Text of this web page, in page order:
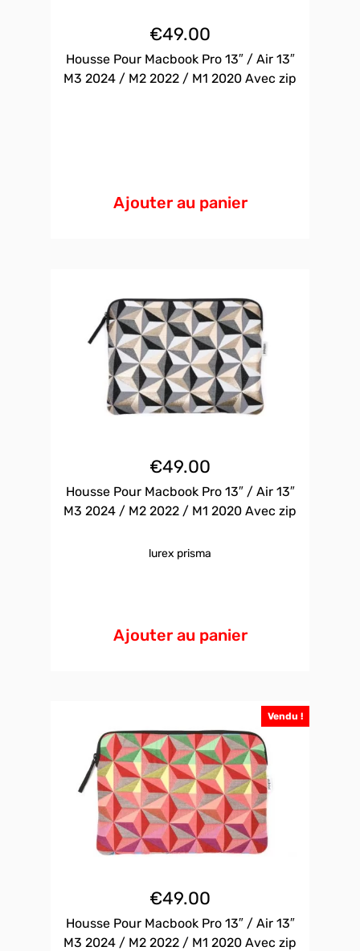
€49.00
Housse Pour Macbook Pro 13″ / Air 13″
M3 2024 / M2 2022 / M1 2020 Avec zip
Ajouter au panier
€49.00
Housse Pour Macbook Pro 13″ / Air 13″
M3 2024 / M2 2022 / M1 2020 Avec zip
lurex prisma
Ajouter au panier
Vendu !
€49.00
Housse Pour Macbook Pro 13″ / Air 13″
M3 2024 / M2 2022 / M1 2020 Avec zip